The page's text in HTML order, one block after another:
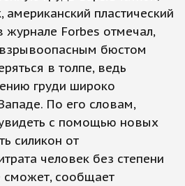
американский пластический
журнале Forbes отмечал,
бюстом
в толпе, ведь
груди широко
По его словам,
с помощью новых
силикон от
человек без степени
сможет, сообщает